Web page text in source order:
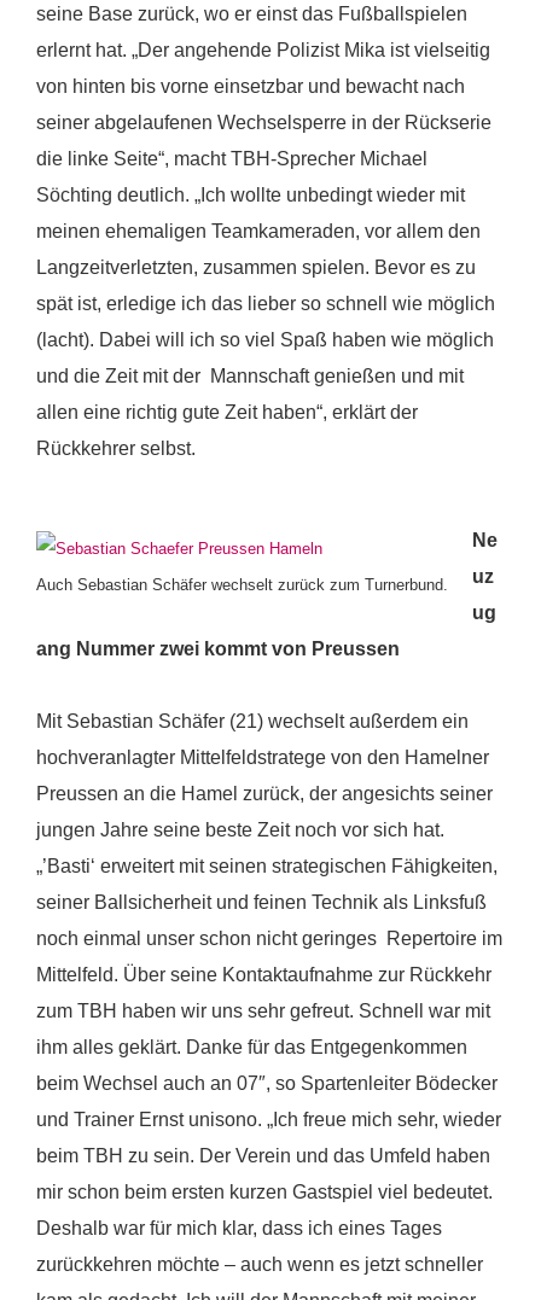
seine Base zurück, wo er einst das Fußballspielen
erlernt hat. „Der angehende Polizist Mika ist vielseitig
von hinten bis vorne einsetzbar und bewacht nach
seiner abgelaufenen Wechselsperre in der Rückserie
die linke Seite“, macht TBH-Sprecher Michael
Söchting deutlich. „Ich wollte unbedingt wieder mit
meinen ehemaligen Teamkameraden, vor allem den
Langzeitverletzten, zusammen spielen. Bevor es zu
spät ist, erledige ich das lieber so schnell wie möglich
(lacht). Dabei will ich so viel Spaß haben wie möglich
und die Zeit mit der Mannschaft genießen und mit
allen eine richtig gute Zeit haben“, erklärt der
Rückkehrer selbst.
Auch Sebastian Schäfer wechselt zurück zum Turnerbund.
Ne
uz
ug
ang Nummer zwei kommt von Preussen
Mit Sebastian Schäfer (21) wechselt außerdem ein
hochveranlagter Mittelfeldstratege von den Hamelner
Preussen an die Hamel zurück, der angesichts seiner
jungen Jahre seine beste Zeit noch vor sich hat.
„’Basti‘ erweitert mit seinen strategischen Fähigkeiten,
seiner Ballsicherheit und feinen Technik als Linksfuß
noch einmal unser schon nicht geringes Repertoire im
Mittelfeld. Über seine Kontaktaufnahme zur Rückkehr
zum TBH haben wir uns sehr gefreut. Schnell war mit
ihm alles geklärt. Danke für das Entgegenkommen
beim Wechsel auch an 07″, so Spartenleiter Bödecker
und Trainer Ernst unisono. „Ich freue mich sehr, wieder
beim TBH zu sein. Der Verein und das Umfeld haben
mir schon beim ersten kurzen Gastspiel viel bedeutet.
Deshalb war für mich klar, dass ich eines Tages
zurückkehren möchte – auch wenn es jetzt schneller